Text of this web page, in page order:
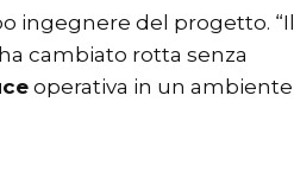
ingegnere del progetto. “Il
cambiato rotta senza
operativa in un ambiente